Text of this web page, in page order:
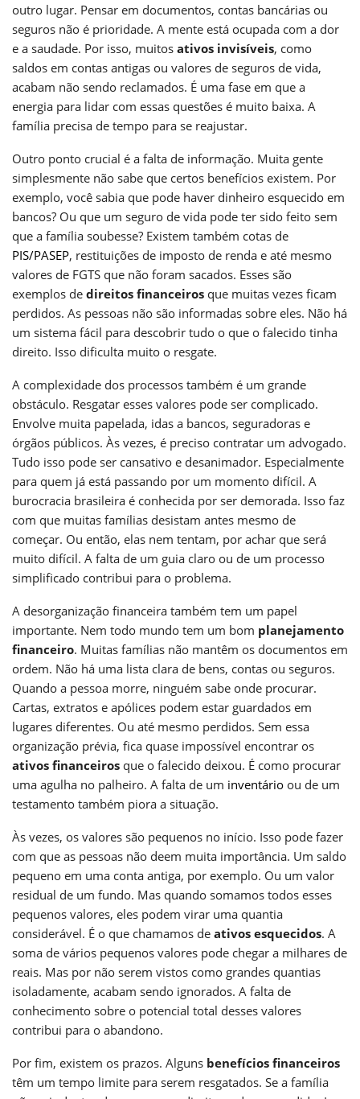
outro lugar. Pensar em documentos, contas bancárias ou
seguros não é prioridade. A mente está ocupada com a dor
e a saudade. Por isso, muitos ativos invisíveis, como
saldos em contas antigas ou valores de seguros de vida,
acabam não sendo reclamados. É uma fase em que a
energia para lidar com essas questões é muito baixa. A
família precisa de tempo para se reajustar.
Outro ponto crucial é a falta de informação. Muita gente
simplesmente não sabe que certos benefícios existem. Por
exemplo, você sabia que pode haver dinheiro esquecido em
bancos? Ou que um seguro de vida pode ter sido feito sem
que a família soubesse? Existem também cotas de
PIS/PASEP, restituições de imposto de renda e até mesmo
valores de FGTS que não foram sacados. Esses são
exemplos de direitos financeiros que muitas vezes ficam
perdidos. As pessoas não são informadas sobre eles. Não há
um sistema fácil para descobrir tudo o que o falecido tinha
direito. Isso dificulta muito o resgate.
A complexidade dos processos também é um grande
obstáculo. Resgatar esses valores pode ser complicado.
Envolve muita papelada, idas a bancos, seguradoras e
órgãos públicos. Às vezes, é preciso contratar um advogado.
Tudo isso pode ser cansativo e desanimador. Especialmente
para quem já está passando por um momento difícil. A
burocracia brasileira é conhecida por ser demorada. Isso faz
com que muitas famílias desistam antes mesmo de
começar. Ou então, elas nem tentam, por achar que será
muito difícil. A falta de um guia claro ou de um processo
simplificado contribui para o problema.
A desorganização financeira também tem um papel
importante. Nem todo mundo tem um bom planejamento
financeiro. Muitas famílias não mantêm os documentos em
ordem. Não há uma lista clara de bens, contas ou seguros.
Quando a pessoa morre, ninguém sabe onde procurar.
Cartas, extratos e apólices podem estar guardados em
lugares diferentes. Ou até mesmo perdidos. Sem essa
organização prévia, fica quase impossível encontrar os
ativos financeiros que o falecido deixou. É como procurar
uma agulha no palheiro. A falta de um inventário ou de um
testamento também piora a situação.
Às vezes, os valores são pequenos no início. Isso pode fazer
com que as pessoas não deem muita importância. Um saldo
pequeno em uma conta antiga, por exemplo. Ou um valor
residual de um fundo. Mas quando somamos todos esses
pequenos valores, eles podem virar uma quantia
considerável. É o que chamamos de ativos esquecidos. A
soma de vários pequenos valores pode chegar a milhares de
reais. Mas por não serem vistos como grandes quantias
isoladamente, acabam sendo ignorados. A falta de
conhecimento sobre o potencial total desses valores
contribui para o abandono.
Por fim, existem os prazos. Alguns benefícios financeiros
têm um tempo limite para serem resgatados. Se a família